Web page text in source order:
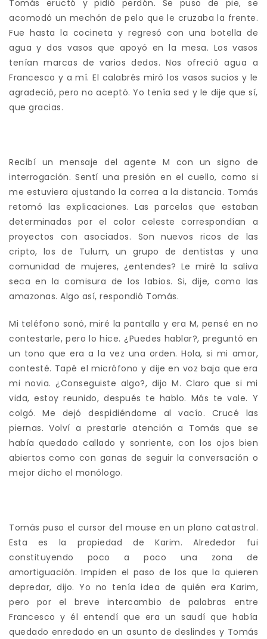
Tomás eructó y pidió perdón. Se puso de pie, se
acomodó un mechón de pelo que le cruzaba la frente.
Fue hasta la cocineta y regresó con una botella de
agua y dos vasos que apoyó en la mesa. Los vasos
tenían marcas de varios dedos. Nos ofreció agua a
Francesco y a mí. El calabrés miró los vasos sucios y le
agradeció, pero no aceptó. Yo tenía sed y le dije que sí,
que gracias.
Recibí un mensaje del agente M con un signo de
interrogación. Sentí una presión en el cuello, como si
me estuviera ajustando la correa a la distancia. Tomás
retomó las explicaciones. Las parcelas que estaban
determinadas por el color celeste correspondían a
proyectos con asociados. Son nuevos ricos de las
cripto, los de Tulum, un grupo de dentistas y una
comunidad de mujeres, ¿entendes? Le miré la saliva
seca en la comisura de los labios. Si, dije, como las
amazonas. Algo así, respondió Tomás.
Mi teléfono sonó, miré la pantalla y era M, pensé en no
contestarle, pero lo hice. ¿Puedes hablar?, preguntó en
un tono que era a la vez una orden. Hola, si mi amor,
contesté. Tapé el micrófono y dije en voz baja que era
mi novia. ¿Conseguiste algo?, dijo M. Claro que si mi
vida, estoy reunido, después te hablo. Más te vale. Y
colgó. Me dejó despidiéndome al vacío. Crucé las
piernas. Volví a prestarle atención a Tomás que se
había quedado callado y sonriente, con los ojos bien
abiertos como con ganas de seguir la conversación o
mejor dicho el monólogo.
Tomás puso el cursor del mouse en un plano catastral.
Esta es la propiedad de Karim. Alrededor fui
constituyendo poco a poco una zona de
amortiguación. Impiden el paso de los que la quieren
depredar, dijo. Yo no tenía idea de quién era Karim,
pero por el breve intercambio de palabras entre
Francesco y él entendí que era un saudí que había
quedado enredado en un asunto de deslindes y Tomás